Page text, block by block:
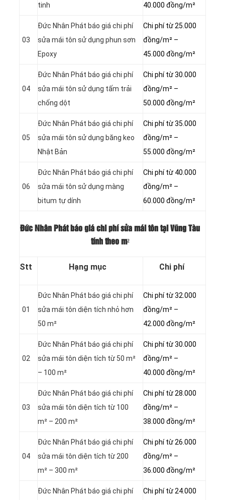
tinh
40.000 đồng/m²
03
Đức Nhân Phát báo giá chi phí
sửa mái tôn sử dụng phun sơn
Epoxy
Chi phí từ 25.000
đồng/m² –
45.000 đồng/m²
04
Đức Nhân Phát báo giá chi phí
sửa mái tôn sử dụng tấm trải
chống dột
Chi phí từ 30.000
đồng/m² –
50.000 đồng/m²
05
Đức Nhân Phát báo giá chi phí
sửa mái tôn sử dụng băng keo
Nhật Bản
Chi phí từ 35.000
đồng/m² –
55.000 đồng/m²
06
Đức Nhân Phát báo giá chi phí
sửa mái tôn sử dụng màng
bitum tự dính
Chi phí từ 40.000
đồng/m² –
60.000 đồng/m²
Đức Nhân Phát báo giá chi phí sửa mái tôn tại Vũng Tàu
tính theo m²
Stt Hạng mục Chi phí
01
Đức Nhân Phát báo giá chi phí
sửa mái tôn diện tích nhỏ hơn
50 m²
Chi phí từ 32.000
đồng/m² –
42.000 đồng/m²
02
Đức Nhân Phát báo giá chi phí
sửa mái tôn diện tích từ 50 m²
– 100 m²
Chi phí từ 30.000
đồng/m² –
40.000 đồng/m²
03
Đức Nhân Phát báo giá chi phí
sửa mái tôn diện tích từ 100
m² – 200 m²
Chi phí từ 28.000
đồng/m² –
38.000 đồng/m²
04
Đức Nhân Phát báo giá chi phí
sửa mái tôn diện tích từ 200
m² – 300 m²
Chi phí từ 26.000
đồng/m² –
36.000 đồng/m²
Đức Nhân Phát báo giá chi phí
Chi phí từ 24.000